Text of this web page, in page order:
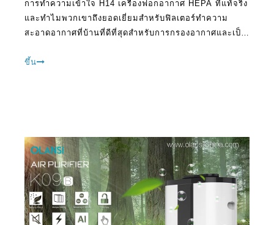
เทคโนโลยีที่ทันสมัยที่สุดในปัจจุบัน ตัวกรอง HEPA ที่แท้
จริงสามารถสร้างความแตกต่างอย่างมากในบ้านและพวก
เขาสามารถทำความสะอาดอากาศได้อย่างยอดเยี่ยม hepa
ขึ้น